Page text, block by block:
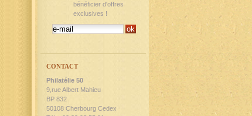
bénéficier d'offres
exclusives !
CONTACT
Philatélie 50
9,rue Albert Mahieu
BP 832
50108 Cherbourg Cedex